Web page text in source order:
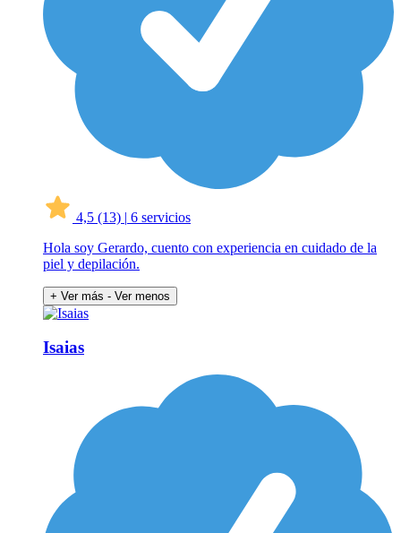
4,5 (13) | 6 servicios
Hola soy Gerardo, cuento con experiencia en cuidado de la
piel y depilación.
+ Ver más - Ver menos
Isaias